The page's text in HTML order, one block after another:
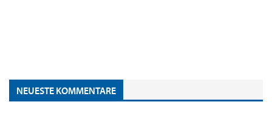
NEUESTE KOMMENTARE